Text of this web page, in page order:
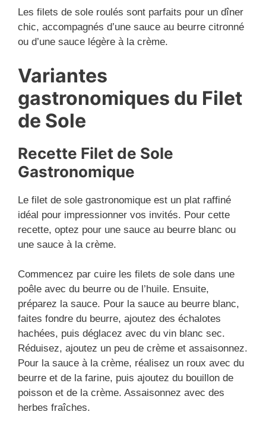
Les filets de sole roulés sont parfaits pour un dîner
chic, accompagnés d’une sauce au beurre citronné
ou d’une sauce légère à la crème.
Variantes
gastronomiques du Filet
de Sole
Recette Filet de Sole
Gastronomique
Le filet de sole gastronomique est un plat raffiné
idéal pour impressionner vos invités. Pour cette
recette, optez pour une sauce au beurre blanc ou
une sauce à la crème.
Commencez par cuire les filets de sole dans une
poêle avec du beurre ou de l’huile. Ensuite,
préparez la sauce. Pour la sauce au beurre blanc,
faites fondre du beurre, ajoutez des échalotes
hachées, puis déglacez avec du vin blanc sec.
Réduisez, ajoutez un peu de crème et assaisonnez.
Pour la sauce à la crème, réalisez un roux avec du
beurre et de la farine, puis ajoutez du bouillon de
poisson et de la crème. Assaisonnez avec des
herbes fraîches.